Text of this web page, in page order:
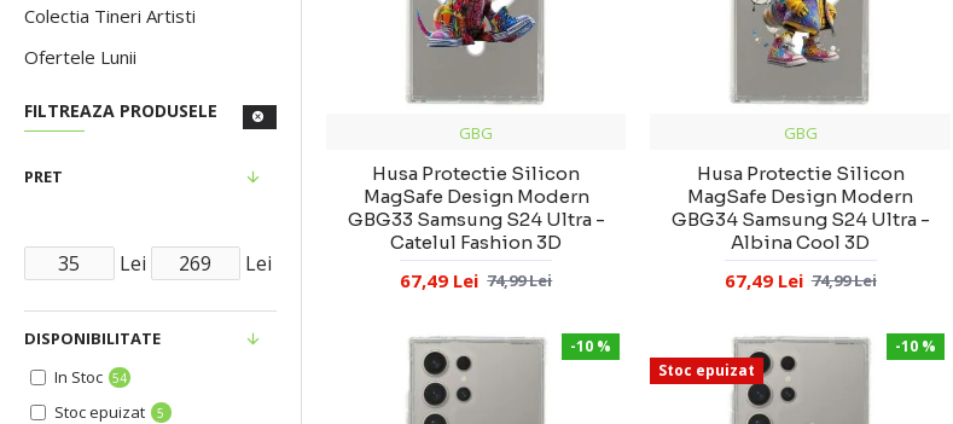
Colectia Tineri Artisti
Ofertele Lunii
FILTREAZA PRODUSELE
PRET
Lei Lei
DISPONIBILITATE
In Stoc 54
Stoc epuizat 5
GBG
Husa Protectie Silicon
MagSafe Design Modern
GBG33 Samsung S24 Ultra -
Catelul Fashion 3D
67,49 Lei 74,99 Lei
GBG
Husa Protectie Silicon
MagSafe Design Modern
GBG34 Samsung S24 Ultra -
Albina Cool 3D
67,49 Lei 74,99 Lei
-10 %
-10 %
Stoc epuizat